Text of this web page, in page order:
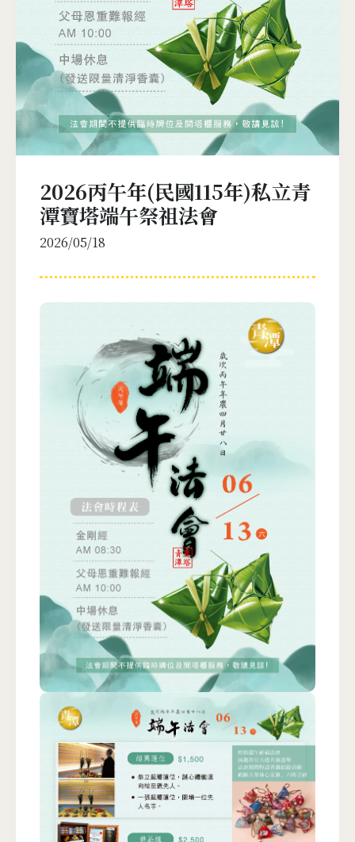
2026丙午年(民國115年)私立青
潭寶塔端午祭祖法會
2026/05/18